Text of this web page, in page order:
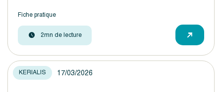
Fiche pratique
2mn de lecture
KERIALIS 17/03/2026